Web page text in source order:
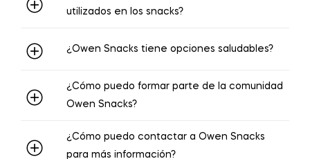
utilizados en los snacks?
¿Owen Snacks tiene opciones saludables?
¿Cómo puedo formar parte de la comunidad
Owen Snacks?
¿Cómo puedo contactar a Owen Snacks
para más información?